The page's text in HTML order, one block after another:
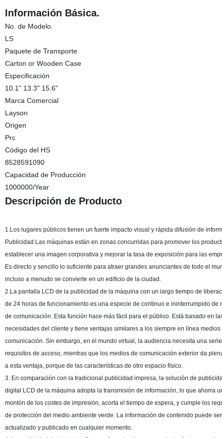
Información Básica.
No. de Modelo.
LS
Paquete de Transporte
Carton or Wooden Case
Especificación
10.1" 13.3" 15.6"
Marca Comercial
Layson
Origen
Prc
Código del HS
8528591090
Capacidad de Producción
1000000/Year
Descripción de Producto
1.Los lugares públicos tienen un fuerte impacto visual y rápida difusión de
Publicidad Las máquinas están en zonas concurridas para promover los
establecer una imagen corporativa y mejorar la tasa de exposición para las
Es directo y sencillo lo suficiente para atraer grandes anunciantes de todo el
incluso a menudo se convierte en un edificio de la ciudad.
2.La pantalla LCD de la publicidad de la máquina con un largo tiempo de
de 24 horas de funcionamiento es una especie de continuo e ininterrumpido de
de comunicación. Esta función hace más fácil para el público. Está basado en
necesidades del cliente y tiene ventajas similares a los siempre en línea medios
comunicación. Sin embargo, en el mundo virtual, la audiencia necesita una
requisitos de acceso, mientras que los medios de comunicación exterior da
a esta ventaja, porque de las características de otro espacio físico.
3. En comparación con la tradicional publicidad impresa, la solución de
digital LCD de la máquina adopta la transmisión de información, lo que ahorra
montón de los costes de impresión, acorta el tiempo de espera, y cumple los
de protección del medio ambiente verde. La información de contenido puede ser
actualizado y publicado en cualquier momento.